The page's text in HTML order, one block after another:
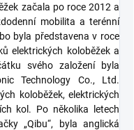
začala po roce 2012 a
mobilita a terénní
byla představena v roce
elektrických koloběžek a
svého založení byla
Technology Co., Ltd.
koloběžek, elektrických
kol. Po několika letech
„Qibu“, byla anglická